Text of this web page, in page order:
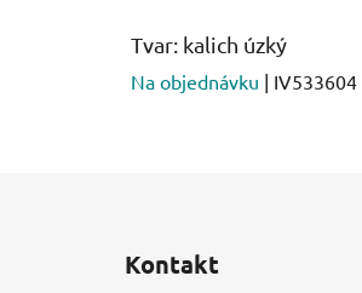
Tvar: kalich úzký
Na objednávku | IV533604
Kontakt